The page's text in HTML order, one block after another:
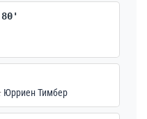
80'
Юрриен Тимбер